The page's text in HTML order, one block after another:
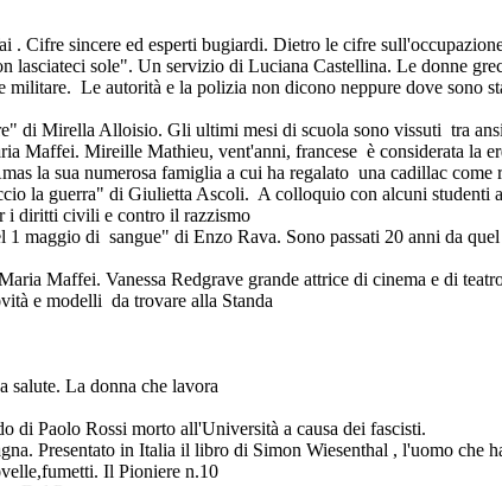
. Cifre sincere ed esperti bugiardi. Dietro le cifre
lasciateci sole". Un servizio di Luciana Castellina. Le donne
Le autorità e la polizia non dicono neppure dove sono
di Mirella Alloisio. Gli ultimi mesi di scuola sono vissuti tra
Maffei. Mireille Mathieu, vent'anni, francese è considerata la
la sua numerosa famiglia a cui ha regalato una cadillac
la guerra" di Giulietta Ascoli. A colloquio con alcuni studenti
i diritti civili e contro il razzismo
1 maggio di sangue" di Enzo Rava. Sono passati 20 anni da
Maffei. Vanessa Redgrave grande attrice di cinema e di
e modelli da trovare alla Standa
salute. La donna che lavora
di Paolo Rossi morto all'Università a causa dei fascisti.
Presentato in Italia il libro di Simon Wiesenthal , l'uomo che
Il Pioniere n.10